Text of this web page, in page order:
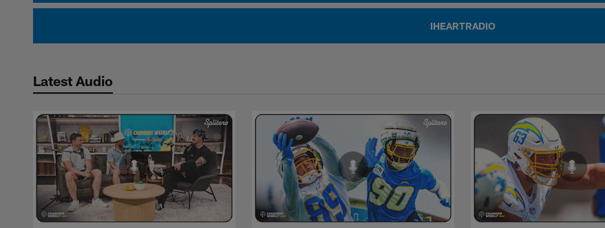
IHEARTRADIO
Latest Audio